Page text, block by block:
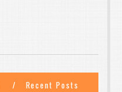
Recent Posts